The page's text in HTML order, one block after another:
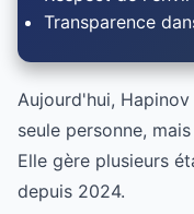
Transparence
Aujourd'hui,
seule personne,
Elle gère plusieurs
depuis 2024.